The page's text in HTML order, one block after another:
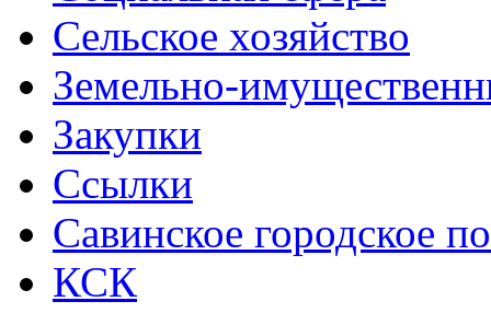
Сельское хозяйство
Земельно-
Закупки
Ссылки
Савинское городское
КСК